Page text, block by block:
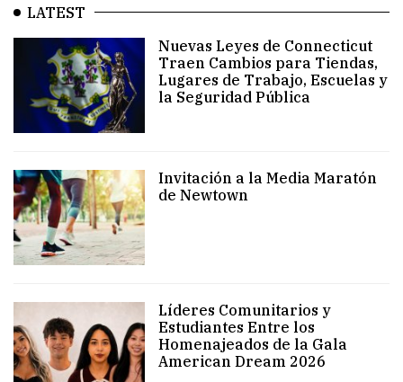
LATEST
Nuevas Leyes de Connecticut
Traen Cambios para Tiendas,
Lugares de Trabajo, Escuelas y
la Seguridad Pública
Invitación a la Media Maratón
de Newtown
Líderes Comunitarios y
Estudiantes Entre los
Homenajeados de la Gala
American Dream 2026